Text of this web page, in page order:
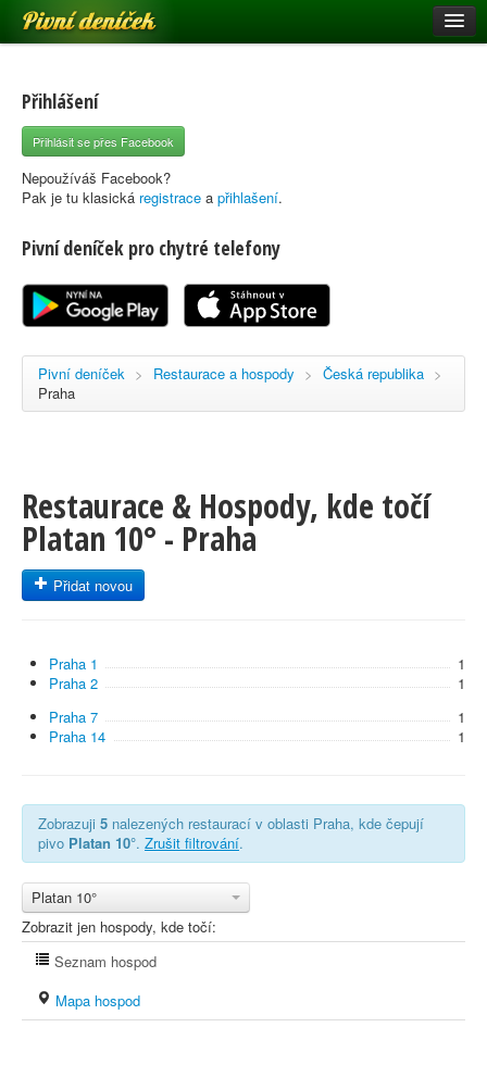
Pivní deníček
Pivní mapa
Pivní značky
Nápověda
Registrace
Přihlášení
Přihlásit se přes Facebook
Nepoužíváš Facebook?
Pak je tu klasická registrace a přihlašení.
Pivní deníček pro chytré telefony
Pivní deníček > Restaurace a hospody > Česká republika >
Praha
Restaurace & Hospody, kde točí
Platan 10° - Praha
Přidat novou
Praha 1
1
Praha 2
1
Praha 7
1
Praha 14
1
Zobrazuji 5 nalezených restaurací v oblasti Praha, kde čepují
pivo Platan 10°. Zrušit filtrování.
Platan 10°
Zobrazit jen hospody, kde točí:
Seznam hospod
Mapa hospod